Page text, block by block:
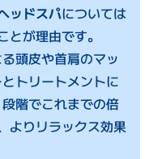
ッドスパについては
が理由です。
頭皮や首肩のマッ
トリートメントに
階でこれまでの倍
よりリラックス効果